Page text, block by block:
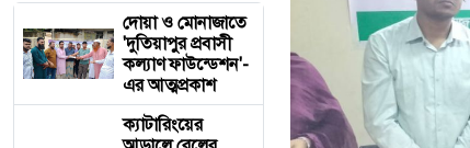
দোয়া ও মোনাজাতে
'দুতিয়াপুর প্রবাসী
কল্যাণ ফাউন্ডেশন'-
এর আত্মপ্রকাশ
ক্যাটারিংয়ের